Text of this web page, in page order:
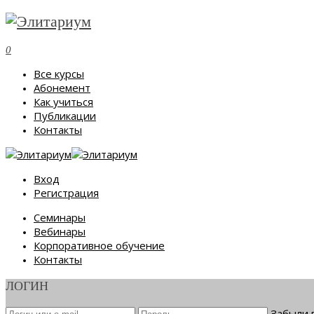
0
Все курсы
Абонемент
Как учиться
Публикации
Контакты
Вход
Регистрация
Семинары
Вебинары
Корпоративное обучение
Контакты
ЛОГИН